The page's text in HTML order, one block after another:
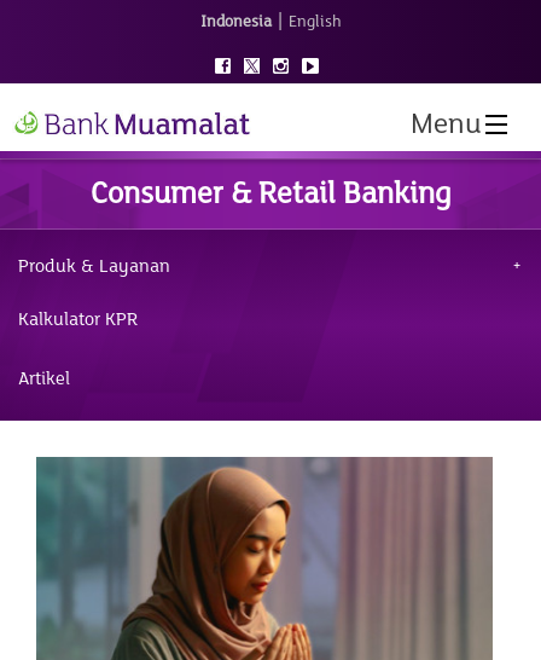
Indonesia | English
Menu
Consumer & Retail Banking
Produk & Layanan
Kalkulator KPR
Artikel